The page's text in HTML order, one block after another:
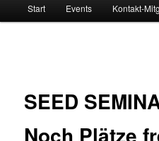
Start Events Kontakt-
SEED
Noch Plätze